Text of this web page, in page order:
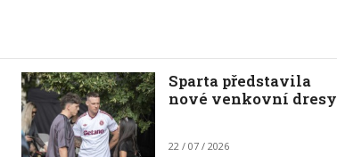
Sparta představila
nové venkovní dresy
22 / 07 / 2026